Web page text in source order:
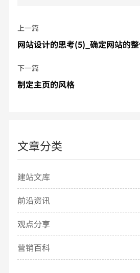
上一篇
网站设计的思考(5)_确定网站的
下一篇
制定主页的风格
文章分类
建站文库
前沿资讯
观点分享
营销百科